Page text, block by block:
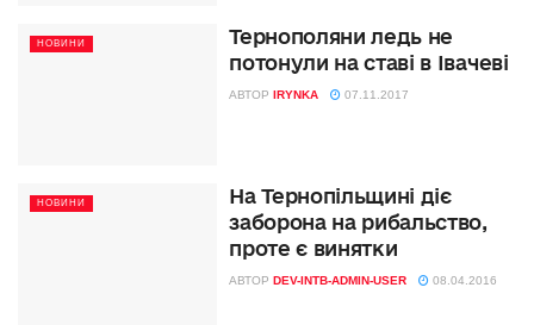
НОВИНИ
Тернополяни ледь не
потонули на ставі в Івачеві
АВТОР IRYNKA 07.11.2017
НОВИНИ
На Тернопільщині діє
заборона на рибальство,
проте є винятки
АВТОР DEV-INTB-ADMIN-USER 08.04.2016